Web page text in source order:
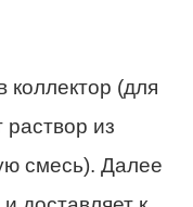
коллектор (для
раствор из
смесь). Далее